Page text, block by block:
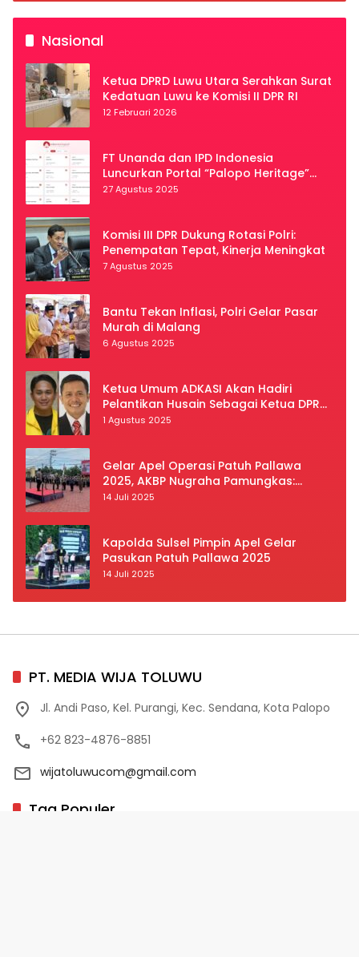
Nasional
Ketua DPRD Luwu Utara Serahkan Surat
Kedatuan Luwu ke Komisi II DPR RI
12 Februari 2026
FT Unanda dan IPD Indonesia
Luncurkan Portal “Palopo Heritage”
Secara Virtual
27 Agustus 2025
Komisi III DPR Dukung Rotasi Polri:
Penempatan Tepat, Kinerja Meningkat
7 Agustus 2025
Bantu Tekan Inflasi, Polri Gelar Pasar
Murah di Malang
6 Agustus 2025
Ketua Umum ADKASI Akan Hadiri
Pelantikan Husain Sebagai Ketua DPRD
Luwu Utara
1 Agustus 2025
Gelar Apel Operasi Patuh Pallawa
2025, AKBP Nugraha Pamungkas:
Kedisiplinan dan Keselamatan Jadi
14 Juli 2025
Kapolda Sulsel Pimpin Apel Gelar
Pasukan Patuh Pallawa 2025
14 Juli 2025
PT. MEDIA WIJA TOLUWU
Jl. Andi Paso, Kel. Purangi, Kec. Sendana, Kota Palopo
+62 823-4876-8851
wijatoluwucom@gmail.com
Tag Populer